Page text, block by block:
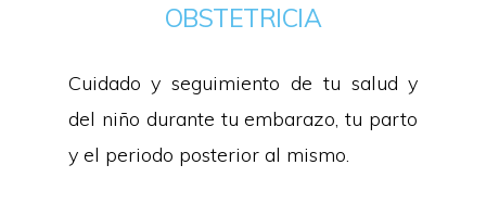
OBSTETRICIA
Cuidado y seguimiento de tu salud y
del niño durante tu embarazo, tu parto
y el periodo posterior al mismo.